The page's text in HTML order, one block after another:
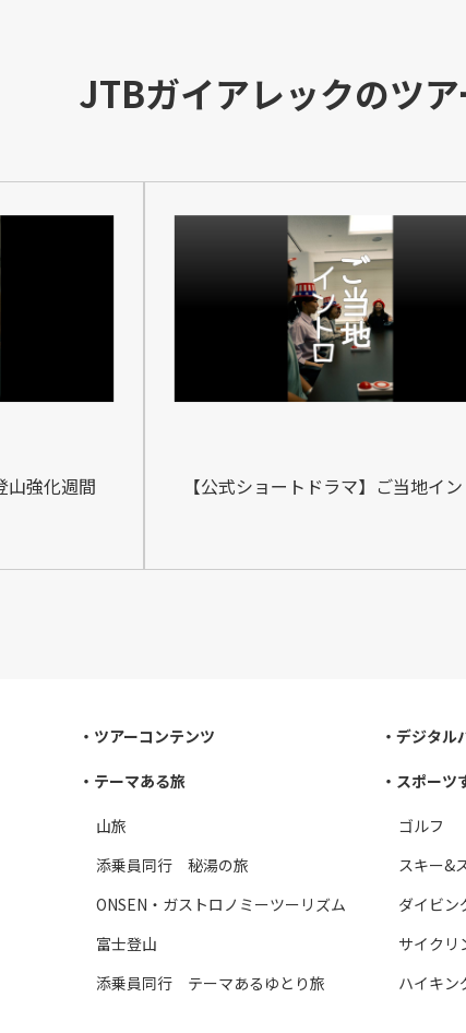
JTBガイアレックのツア
山強化週間 【公式ショートドラマ】ご当地イ
ツアーコンテンツ
テーマある旅
山旅
添乗員同行 秘湯の旅
ONSEN・ガストロノミーツーリズム
富士登山
添乗員同行 テーマあるゆとり旅
デジタル
スポーツ
ゴルフ
スキー&
ダイビン
サイクリ
ハイキン